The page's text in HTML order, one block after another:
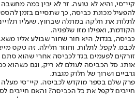
קיי־סי, והיא לא טועה. זר לא יבין כמה
להפעיל מכונת כביסה, כך שתסיים בזמן
לתלות את חלקה במתלה שבחוץ, שעליו
הקודמת, ואפילו מזו שלפניה.
כביסה, בגדול, היא חור שחור שבולע אליו
לכבס, לקפל, לתלות, וחוזר חלילה. זה טקס
זורקים לפעמים בגד לכביסה אחרי שהוא
אותו. סל הכביסה לעולם לא ריק, וגם כשהוא
גרביים ושרוך של חלוק מגבת.
פרק שלם בספר מוקדש לכביסה. קיי־סי
חייבים לקפל את כל הכביסה? והאם חייבים